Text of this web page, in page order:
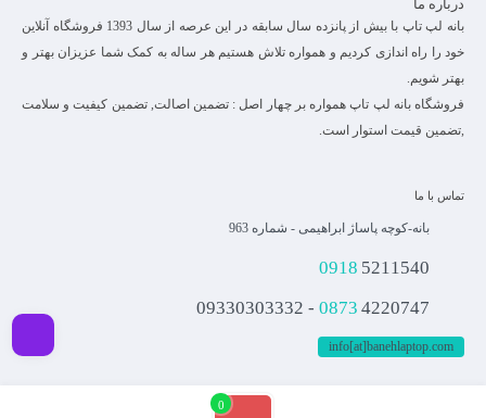
0
درباره ما
بانه لپ تاپ با بیش از پانزده سال سابقه در این عرصه از سال 1393 فروشگاه آنلاین
خود را راه اندازی کردیم و همواره تلاش هستیم هر ساله به کمک شما عزیزان بهتر و
بهتر شویم.
فروشگاه بانه لپ تاپ همواره بر چهار اصل : تضمین اصالت, تضمین کیفیت و سلامت
,تضمین قیمت استوار است.
تماس با ما
بانه-کوچه پاساژ ابراهیمی - شماره 963
0918 5211540
0873 4220747 - 09330303332
info[at]banehlaptop.com